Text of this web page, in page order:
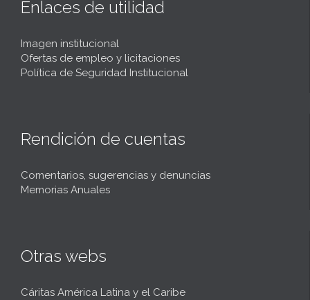
Enlaces de utilidad
Imagen institucional
Ofertas de empleo y licitaciones
Política de Seguridad Institucional
Rendición de cuentas
Comentarios, sugerencias y denuncias
Memorias Anuales
Otras webs
Cáritas América Latina y el Caribe